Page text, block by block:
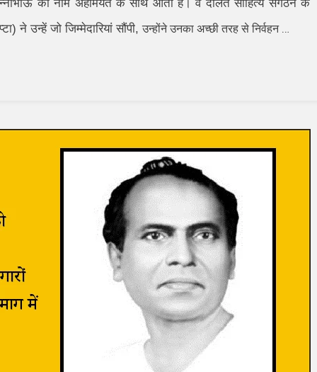
का नाम अहमियत के साथ आता है। वे दलित साहित्य संगठन के
ने उन्हें जो जिम्मेदारियां सौंपी,उन्होंने उनका अच्छी तरह से निर्वहन …